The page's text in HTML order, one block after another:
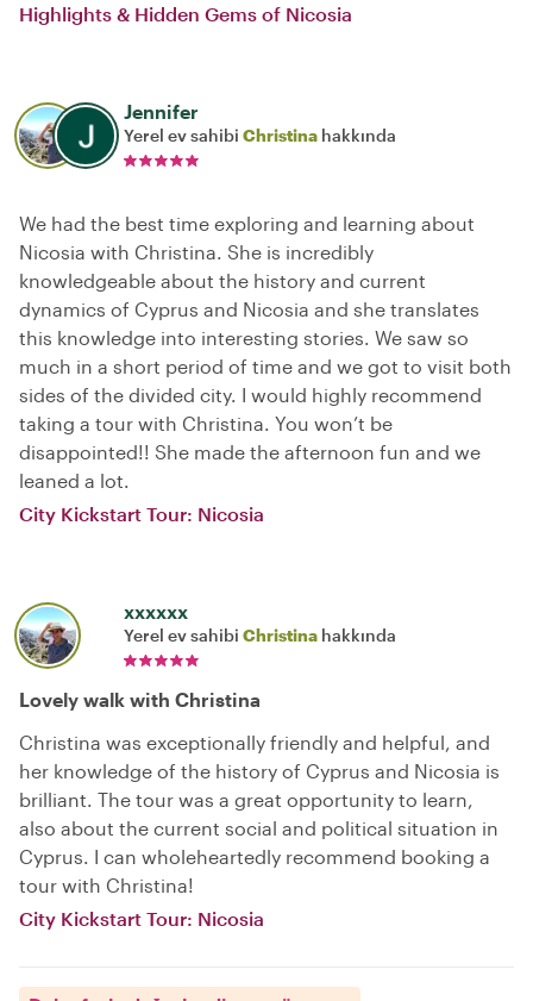
Highlights & Hidden Gems of Nicosia
Jennifer
Yerel ev sahibi Christina hakkında
We had the best time exploring and learning about
Nicosia with Christina. She is incredibly
knowledgeable about the history and current
dynamics of Cyprus and Nicosia and she translates
this knowledge into interesting stories. We saw so
much in a short period of time and we got to visit both
sides of the divided city. I would highly recommend
taking a tour with Christina. You won’t be
disappointed!! She made the afternoon fun and we
leaned a lot.
City Kickstart Tour: Nicosia
xxxxxx
Yerel ev sahibi Christina hakkında
Lovely walk with Christina
Christina was exceptionally friendly and helpful, and
her knowledge of the history of Cyprus and Nicosia is
brilliant. The tour was a great opportunity to learn,
also about the current social and political situation in
Cyprus. I can wholeheartedly recommend booking a
tour with Christina!
City Kickstart Tour: Nicosia